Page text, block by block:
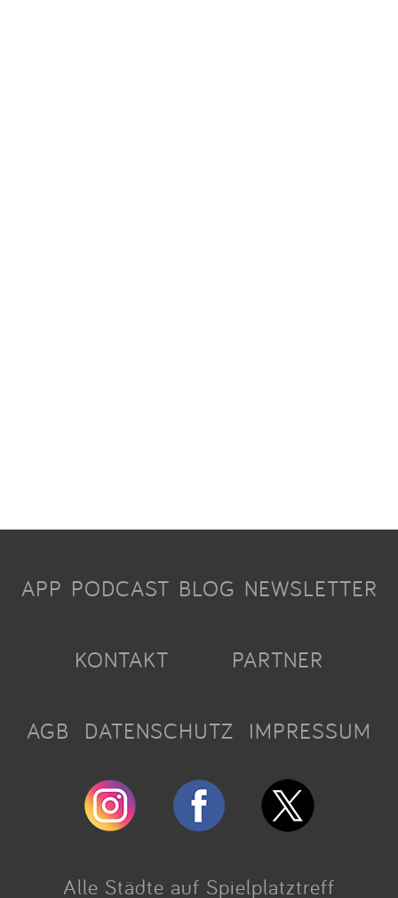
APP PODCAST BLOG NEWSLETTER
KONTAKT PARTNER
AGB DATENSCHUTZ IMPRESSUM
Alle Städte auf Spielplatztreff